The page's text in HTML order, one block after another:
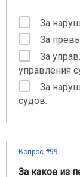
За
За
За
управления
За
судов.
Вопрос #99
За какое из